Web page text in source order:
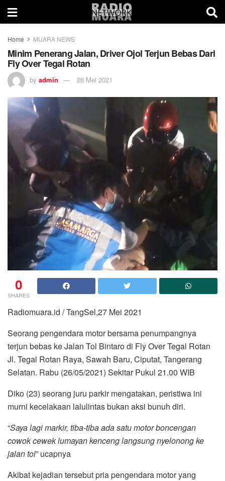
Home MUARA NEWS
Minim Penerang Jalan, Driver Ojol Terjun Bebas Dari
Fly Over Tegal Rotan
by admin 26 Mei 2021
0
SHARES
Radiomuara.id / TangSel,27 Mei 2021
Seorang pengendara motor bersama penumpangnya
terjun bebas ke Jalan Tol Bintaro di Fly Over Tegal Rotan
Jl. Tegal Rotan Raya, Sawah Baru, Ciputat, Tangerang
Selatan. Rabu (26/05/2021) Sekitar Pukul 21.00 WIB
Diko (23) seorang juru parkir mengatakan, peristiwa ini
murni kecelakaan lalulintas bukan aksi bunuh diri.
“Saya lagi markir, tiba-tiba ada satu motor boncengan
cowok cewek lumayan kenceng langsung nyelonong ke
jalan tol” ucapnya
Akibat kejadian tersebut pria pengendara motor yang